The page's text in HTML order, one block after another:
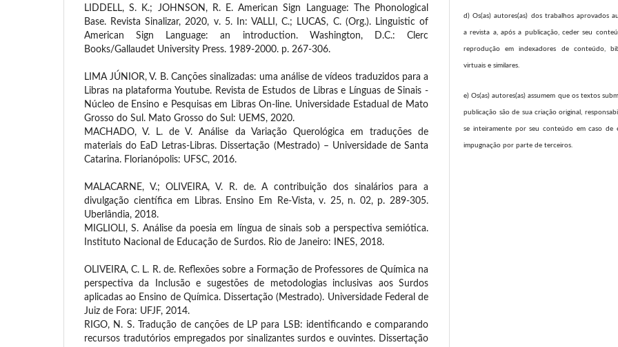
LIDDELL, S. K.; JOHNSON, R. E. American Sign Language: The Phonological
Base. Revista Sinalizar, 2020, v. 5. In: VALLI, C.; LUCAS, C. (Org.). Linguistic of
American Sign Language: an introduction. Washington, D.C.: Clerc
Books/Gallaudet University Press. 1989-2000. p. 267-306.
LIMA JÚNIOR, V. B. Canções sinalizadas: uma análise de vídeos traduzidos para a
Libras na plataforma Youtube. Revista de Estudos de Libras e Línguas de Sinais -
Núcleo de Ensino e Pesquisas em Libras On-line. Universidade Estadual de Mato
Grosso do Sul. Mato Grosso do Sul: UEMS, 2020.
MACHADO, V. L. de V. Análise da Variação Querológica em traduções de
materiais do EaD Letras-Libras. Dissertação (Mestrado) – Universidade de Santa
Catarina. Florianópolis: UFSC, 2016.
MALACARNE, V.; OLIVEIRA, V. R. de. A contribuição dos sinalários para a
divulgação científica em Libras. Ensino Em Re-Vista, v. 25, n. 02, p. 289-305.
Uberlândia, 2018.
MIGLIOLI, S. Análise da poesia em língua de sinais sob a perspectiva semiótica.
Instituto Nacional de Educação de Surdos. Rio de Janeiro: INES, 2018.
OLIVEIRA, C. L. R. de. Reflexões sobre a Formação de Professores de Química na
perspectiva da Inclusão e sugestões de metodologias inclusivas aos Surdos
aplicadas ao Ensino de Química. Dissertação (Mestrado). Universidade Federal de
Juiz de Fora: UFJF, 2014.
RIGO, N. S. Tradução de canções de LP para LSB: identificando e comparando
recursos tradutórios empregados por sinalizantes surdos e ouvintes. Dissertação
d) Os(as) autores(as) dos trabalhos aprovados
a revista a, após a publicação, ceder seu
reprodução em indexadores de conteúdo,
virtuais e similares.
e) Os(as) autores(as) assumem que os textos
publicação são de sua criação original,
se inteiramente por seu conteúdo em caso de
impugnação por parte de terceiros.